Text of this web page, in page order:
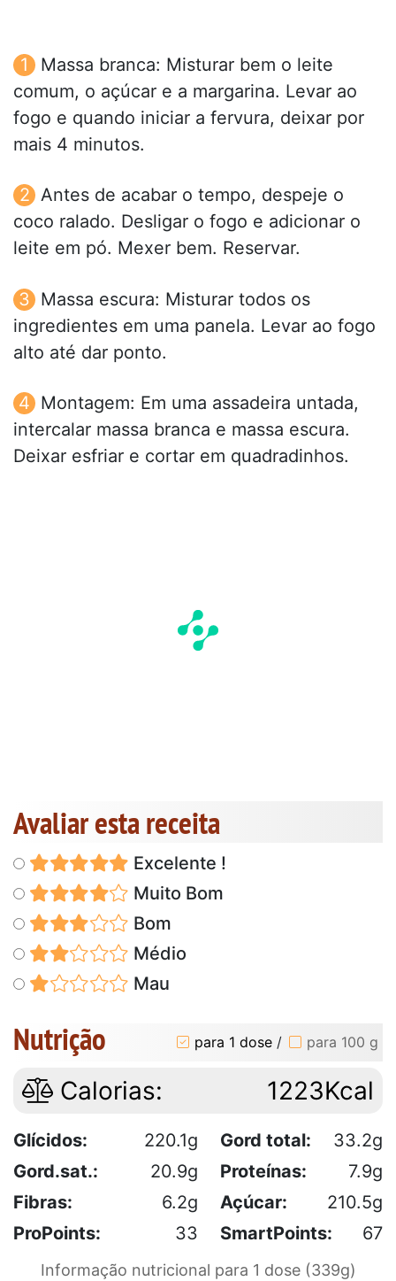
Massa branca: Misturar bem o leite
comum, o açúcar e a margarina. Levar ao
fogo e quando iniciar a fervura, deixar por
mais 4 minutos.
Antes de acabar o tempo, despeje o
coco ralado. Desligar o fogo e adicionar o
leite em pó. Mexer bem. Reservar.
Massa escura: Misturar todos os
ingredientes em uma panela. Levar ao fogo
alto até dar ponto.
Montagem: Em uma assadeira untada,
intercalar massa branca e massa escura.
Deixar esfriar e cortar em quadradinhos.
Avaliar esta receita
Excelente !
Muito Bom
Bom
Médio
Mau
Nutrição para 1 dose / para 100 g
Calorias: 1223Kcal
Glícidos: 220.1g Gord total:
33.2g
Gord.sat.:
20.9g Proteínas:
7.9g
Fibras:
6.2g Açúcar:
210.5g
ProPoints:
33 SmartPoints: 67
Informação nutricional para 1 dose (339g)